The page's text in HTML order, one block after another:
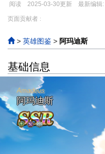
阅读 2025-03-30更新 最新编辑:
跳
导
航
跳
搜
索
页面贡献者 :
> 英雄图鉴 > 阿玛迪斯
基础信息
Amadeus
阿玛迪斯